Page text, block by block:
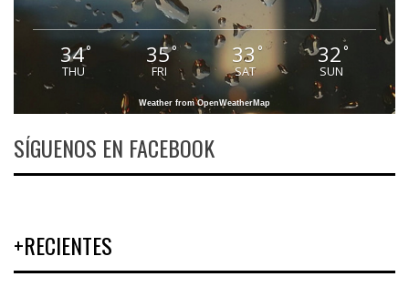
34°
THU
35°
FRI
33 °
SAT
32°
SUN
Weather from OpenWeatherMap
SÍGUENOS EN FACEBOOK
+RECIENTES